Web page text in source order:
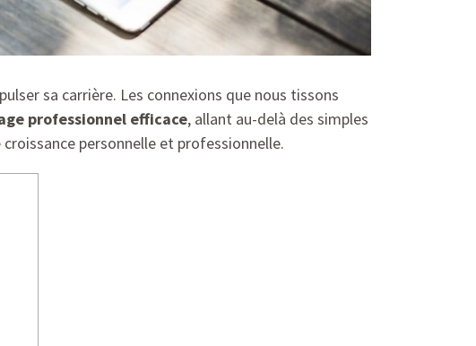
sa carrière. Les connexions que nous tissons
professionnel efficace, allant au-delà des simples
personnelle et professionnelle.